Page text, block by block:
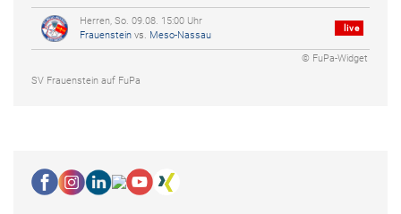
Herren, So. 09.08. 15:00 Uhr
Frauenstein vs. Meso-Nassau
live
© FuPa-Widget
SV Frauenstein auf FuPa